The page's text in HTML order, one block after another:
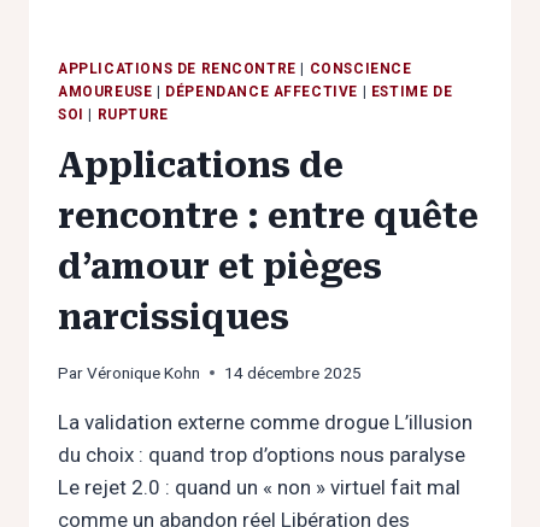
APPLICATIONS DE RENCONTRE
CONSCIENCE
AMOUREUSE
DÉPENDANCE AFFECTIVE
ESTIME DE
SOI
RUPTURE
Applications de
rencontre : entre quête
d’amour et pièges
narcissiques
ParVéronique Kohn 14 décembre 2025
La validation externe comme drogue L’illusion
du choix : quand trop d’options nous paralyse
Le rejet 2.0 : quand un « non » virtuel fait mal
comme un abandon réel Libération des